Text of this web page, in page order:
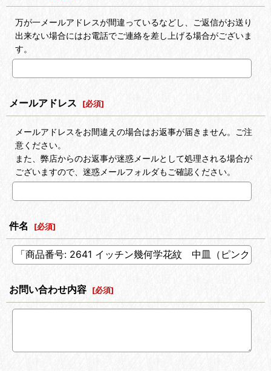
万が一メールアドレスが間違っているなどし、ご返信がお送り
出来ない場合にはお電話でご連絡を差し上げる場合がございま
す。
メールアドレス [必須]
メールアドレスをお間違えの場合はお返事が届きません。ご注
意ください。
また、弊店からのお返事が迷惑メールとして処理される場合が
ございますので、迷惑メールフォルダもご確認ください。
件名 [必須]
お問い合わせ内容 [必須]